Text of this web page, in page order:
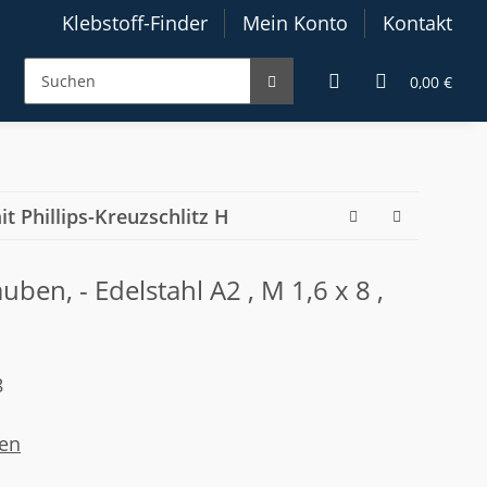
Klebstoff-Finder Mein Konto Kontakt
0,00 €
Phillips-Kreuzschlitz H
- Edelstahl A2 , M 1,6 x 8 ,